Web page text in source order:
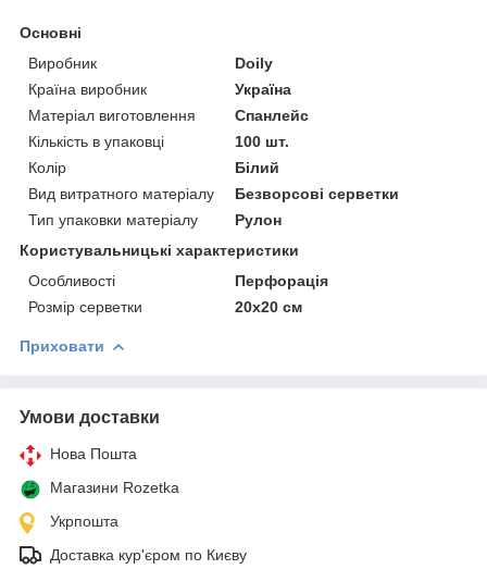
Основні
Виробник
Doily
Країна виробник
Україна
Матеріал виготовлення
Спанлейс
Кількість в упаковці
100 шт.
Колір
Білий
Вид витратного матеріалу
Безворсові серветки
Тип упаковки матеріалу
Рулон
Користувальницькі характеристики
Особливості
Перфорація
Розмір серветки
20x20 см
Приховати
Умови доставки
Нова Пошта
Магазини Rozetka
Укрпошта
Доставка кур'єром по Києву